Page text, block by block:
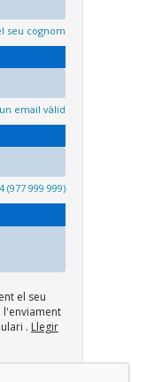
seu cognom
email vàlid
(977 999 999)
el seu
. Llegir